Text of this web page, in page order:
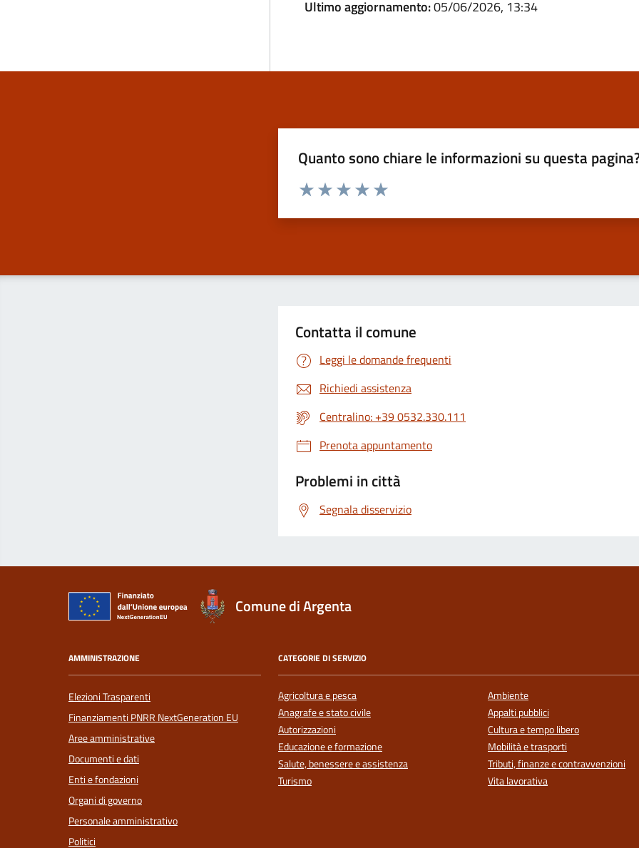
Ultimo aggiornamento:05/06/2026, 13:34
Quanto sono chiare le informazioni su questa
Valuta da 1 a 5 stelle la pagina
Contatta il comune
Leggi le domande frequenti
Richiedi assistenza
Centralino: +39 0532.330.111
Prenota appuntamento
Problemi in città
Segnala disservizio
Comune di Argenta
AMMINISTRAZIONE
Elezioni Trasparenti
Finanziamenti PNRR NextGeneration EU
Aree amministrative
Documenti e dati
Enti e fondazioni
Organi di governo
Personale amministrativo
Politici
CATEGORIE DI SERVIZIO
Agricoltura e pesca
Ambiente
Anagrafe e stato civile
Appalti pubblici
Autorizzazioni
Cultura e tempo libero
Educazione e formazione
Mobilità e trasporti
Salute, benessere e assistenza
Tributi, finanze e contravvenzioni
Turismo
Vita lavorativa